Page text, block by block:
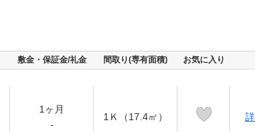
敷金・保証金/礼金 間取り(専有面積) お気に入り
1ヶ月
-
1Ｋ（17.4㎡）